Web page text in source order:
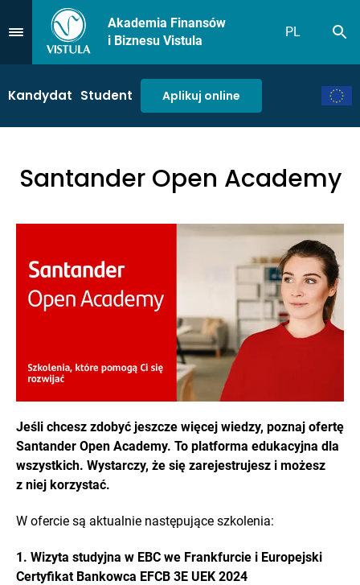
Przejdź do Menu
Akademia Finansów
i Biznesu Vistula
PL
Kandydat Student Aplikuj online
Santander Open Academy
Jeśli chcesz zdobyć jeszcze więcej wiedzy, poznaj ofertę
Santander Open Academy. To platforma edukacyjna dla
wszystkich. Wystarczy, że się zarejestrujesz i możesz
z niej korzystać.
W ofercie są aktualnie następujące szkolenia:
1. Wizyta studyjna w EBC we Frankfurcie i Europejski
Certyfikat Bankowca EFCB 3E UEK 2024